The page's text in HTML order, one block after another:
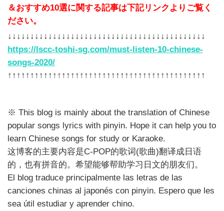
＆おすすめ10選に関する記事は下記リンクよりご覧く
ださい。
↓↓↓↓↓↓↓↓↓↓↓↓↓↓↓↓↓↓↓↓↓↓↓↓↓↓↓↓↓↓↓↓↓↓↓↓↓↓↓↓↓↓↓↓
https://lscc-toshi-sg.com/must-listen-10-chinese-
songs-2020/
↑↑↑↑↑↑↑↑↑↑↑↑↑↑↑↑↑↑↑↑↑↑↑↑↑↑↑↑↑↑↑↑↑↑↑↑↑↑↑↑↑↑↑↑
※ This blog is mainly about the translation of Chinese
popular songs lyrics with pinyin. Hope it can help you to
learn Chinese songs for study or Karaoke.
这博客的主要内容是C-POP的歌词(歌曲)翻译成日语
的，也有拼音的。希望能够帮助学习日文的朋友们。
El blog traduce principalmente las letras de las
canciones chinas al japonés con pinyin. Espero que les
sea útil estudiar y aprender chino.